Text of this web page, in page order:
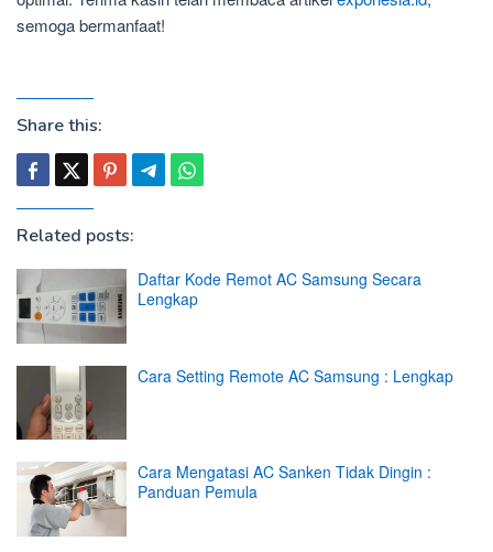
semoga bermanfaat!
Share this:
Related posts:
Daftar Kode Remot AC Samsung Secara
Lengkap
Cara Setting Remote AC Samsung : Lengkap
Cara Mengatasi AC Sanken Tidak Dingin :
Panduan Pemula